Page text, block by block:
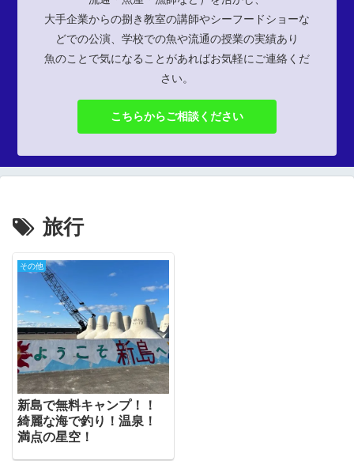
大手企業からの捌き教室の講師やシーフードショーな
どでの公演、学校での魚や流通の授業の実績あり
魚のことで気になることがあればお気軽にご連絡くだ
さい。
こちらからご相談ください
旅行
その他
新島で無料キャンプ！！
綺麗な海で釣り！温泉！
満点の星空！